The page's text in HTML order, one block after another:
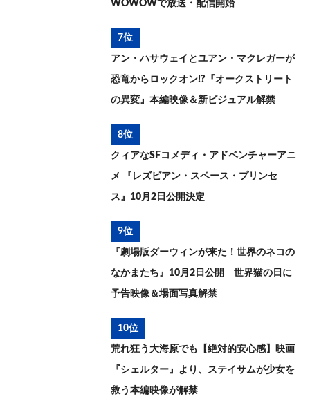
WOWOWで放送・配信開始
7位
アン・ハサウェイとユアン・マクレガーが
恐竜からロックオン!?『オークストリート
の異変』本編映像＆新ビジュアル解禁
8位
クィアなSFコメディ・アドベンチャーアニ
メ 『レズビアン・スペース・プリンセ
ス』10月2日公開決定
9位
『劇場版ダーウィンが来た！世界のネコの
なかまたち』10月2日公開 世界猫の日に
予告映像＆場面写真解禁
10位
荒れ狂う大海原でも【絶対的安心感】映画
『シェルター』より、ステイサムが少女を
救う本編映像が解禁